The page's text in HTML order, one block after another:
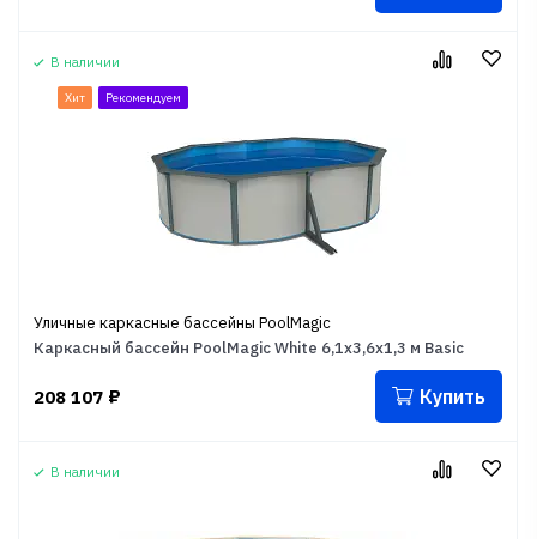
В наличии
Хит Рекомендуем
Уличные каркасные бассейны PoolMagic
Каркасный бассейн PoolMagic White 6,1x3,6x1,3 м Basic
208 107 ₽ Купить
В наличии